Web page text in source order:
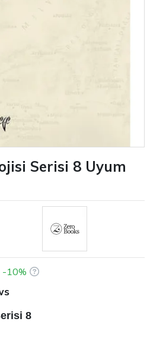
Serisi 8 Uyum
8
-10%